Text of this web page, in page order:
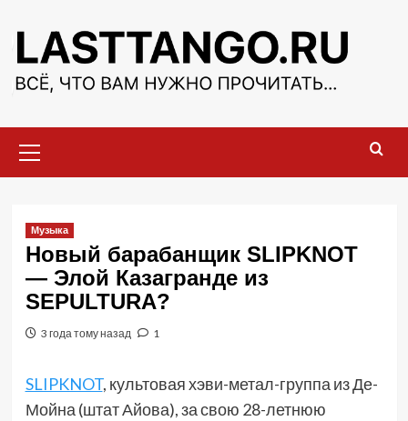
содержимому
меню
Музыка
Новый барабанщик SLIPKNOT
— Элой Казагранде из
SEPULTURA?
3 года тому назад 1
SLIPKNOT, культовая хэви-метал-группа из Де-
Мойна (штат Айова), за свою 28-летнюю